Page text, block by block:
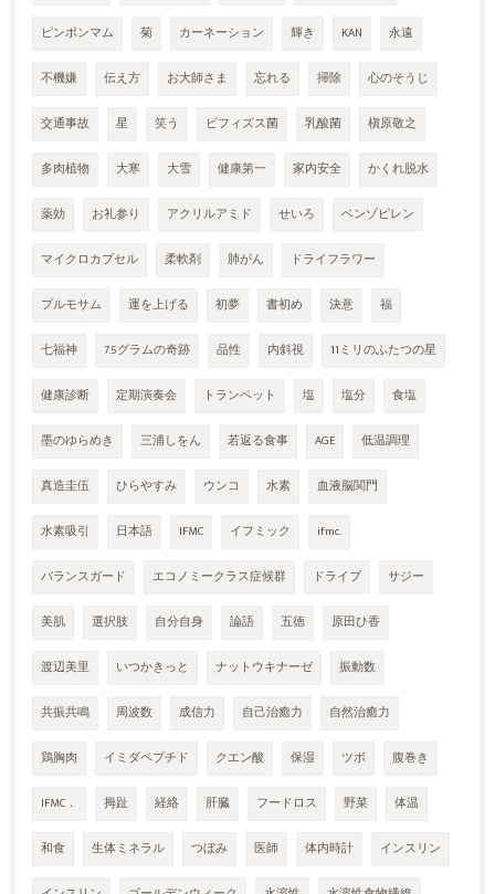
ピンポンマム 菊 カーネーション 輝き KAN 永遠
不機嫌 伝え方 お大師さま 忘れる 掃除 心のそうじ
交通事故 星 笑う ビフィズス菌 乳酸菌 槇原敬之
多肉植物 大寒 大雪 健康第一 家内安全 かくれ脱水
薬効 お礼参り アクリルアミド せいろ ベンゾピレン
マイクロカプセル 柔軟剤 肺がん ドライフラワー
プルモサム 運を上げる 初夢 書初め 決意 福
七福神 7.5グラムの奇跡 品性 内斜視 11ミリのふたつの星
健康診断 定期演奏会 トランペット 塩 塩分 食塩
墨のゆらめき 三浦しをん 若返る食事 AGE 低温調理
真造圭伍 ひらやすみ ウンコ 水素 血液脳関門
水素吸引 日本語 IFMC イフミック ifmc.
バランスガード エコノミークラス症候群 ドライブ サジー
美肌 選択肢 自分自身 論語 五徳 原田ひ香
渡辺美里 いつかきっと ナットウキナーゼ 振動数
共振共鳴 周波数 成信力 自己治癒力 自然治癒力
鶏胸肉 イミダペプチド クエン酸 保湿 ツボ 腹巻き
IFMC． 拇趾 経絡 肝臓 フードロス 野菜 体温
和食 生体ミネラル つぼみ 医師 体内時計 インスリン